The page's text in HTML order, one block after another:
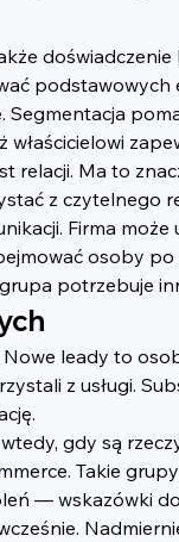
relacji. Ma to
z czytelnego
Firma
osoby
potrzebuje
leady to
z usługi.
gdy są
Takie
— wskazówki